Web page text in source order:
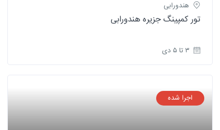
هندورابی
تور کمپینگ جزیره هندورابی
۳ تا ۵ دی
اجرا شده